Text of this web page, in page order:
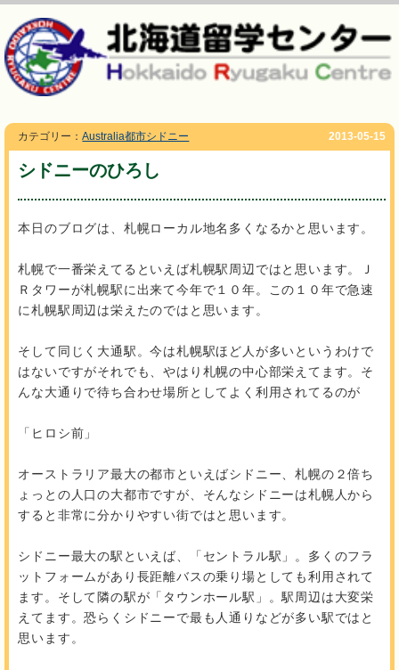
カテゴリー：Australia都市シドニー 2013-05-15
シドニーのひろし
本日のブログは、札幌ローカル地名多くなるかと思います。
札幌で一番栄えてるといえば札幌駅周辺ではと思います。Ｊ
Ｒタワーが札幌駅に出来て今年で１０年。この１０年で急速
に札幌駅周辺は栄えたのではと思います。
そして同じく大通駅。今は札幌駅ほど人が多いというわけで
はないですがそれでも、やはり札幌の中心部栄えてます。そ
んな大通りで待ち合わせ場所としてよく利用されてるのが
「ヒロシ前」
オーストラリア最大の都市といえばシドニー、札幌の２倍ち
ょっとの人口の大都市ですが、そんなシドニーは札幌人から
すると非常に分かりやすい街ではと思います。
シドニー最大の駅といえば、「セントラル駅」。多くのフラ
ットフォームがあり長距離バスの乗り場としても利用されて
ます。そして隣の駅が「タウンホール駅」。駅周辺は大変栄
えてます。恐らくシドニーで最も人通りなどが多い駅ではと
思います。